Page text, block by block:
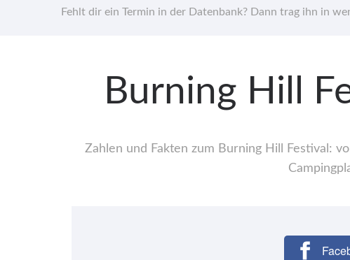
Fehlt dir ein Termin in der Datenbank? Dann trag ihn in
Burning Hill
Zahlen und Fakten zum Burning Hill Festival: